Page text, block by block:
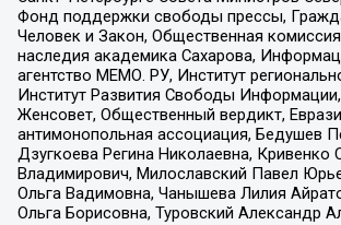
Фонд поддержки свободы прессы,
Человек и Закон, Общественная
наследия академика Сахарова,
агентство МЕМО. РУ, Институт
Институт Развития Свободы
Женсовет, Общественный вердикт,
антимонопольная ассоциация, Бедушев
Дзугкоева Регина Николаевна, Кривенко
Владимирович, Милославский Павел
Ольга Вадимовна, Чанышева Лилия
Ольга Борисовна, Туровский Александр